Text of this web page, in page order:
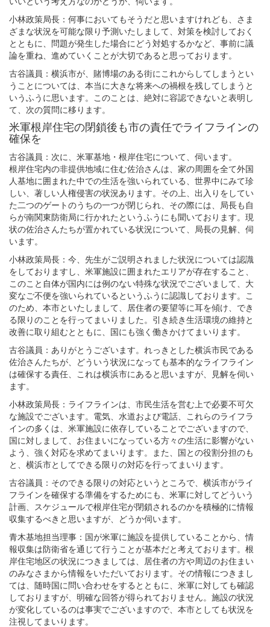
小林政策局長：何事においてもそうだと思いますけれども、さま
ざまな状況を可能な限り予測いたしまして、対策を検討しておく
とともに、問題が発生した場合にどう対処するかなど、事前に議
論を重ね、進めていくことが大切であると思っております。
古谷議員：横浜市が、賭博場のある街にこれからしてしまうとい
うことについては、本当に大きな将来への禍根を残してしまうと
いうふうに思います。このことは、絶対に容認できないと表明し
て、次の質問に移ります。
米軍根岸住宅の閉鎖後も市の責任でライフラインの
確保を
古谷議員：次に、米軍基地・根岸住宅について、伺います。
根岸住宅内の非提供地域に住む佐治さんは、家の周囲を全て外国
人基地に囲まれた中での生活を強いられている、世界中にみて珍
しい、著しい人権侵害の状況あります。その上、出入りをしてい
た二つのゲートのうちの一つが閉じられ、その際には、局長も自
らが南関東防衛局に行かれたというふうにも聞いております。現
状の佐治さんたちが置かれている状況について、局長の見解、伺
います。
小林政策局長：今、先生がご説明されました状況については認識
をしておりますし、米軍施設に囲まれたエリアが存在すること、
このこと自体が国内には例のない特殊な状況でございまして、大
変なご不便を強いられているというふうに認識しております。こ
のため、本市といたしまして、居住者の要望等に耳を傾け、でき
る限りのことを行ってまいりました。引き続き生活環境の維持と
改善に取り組むとともに、国にも強く働きかけてまいります。
古谷議員：ありがとうございます。れっきとした横浜市民である
佐治さんたちが、どういう状況になっても基本的なライフライン
は確保する責任、これは横浜市にあると思いますが、見解を伺い
ます。
小林政策局長：ライフラインは、市民生活を営む上で必要不可欠
な施設でございます。電気、水道および電話、これらのライフラ
インの多くは、米軍施設に依存していることでございますので、
国に対しまして、お住まいになっている方々の生活に影響がない
よう、強く対応を求めてまいります。また、国との役割分担のも
と、横浜市としてできる限りの対応を行ってまいります。
古谷議員：そのできる限りの対応というところで、横浜市がライ
フラインを確保する準備をするためにも、米軍に対してどういう
計画、スケジュールで根岸住宅が閉鎖されるのかを積極的に情報
収集するべきと思いますが、どうか伺います。
青木基地担当理事：国が米軍に施設を提供していることから、情
報収集は防衛省を通じて行うことが基本だと考えております。根
岸住宅地区の状況につきましては、居住者の方や周辺のお住まい
のみなさまから情報をいただいております。その情報につきまし
ては、随時国に問い合わせをするとともに、米軍に対しても確認
しておりますが、明確な回答が得られておりません。施設の状況
が変化しているのは事実でございますので、本市としても状況を
注視してまいります。